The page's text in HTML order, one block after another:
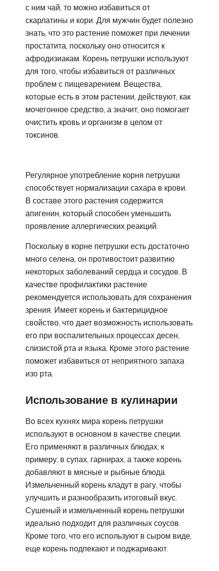
с ним чай, то можно избавиться от
скарлатины и кори. Для мужчин будет полезно
знать, что это растение поможет при лечении
простатита, поскольку оно относится к
афродизиакам. Корень петрушки используют
для того, чтобы избавиться от различных
проблем с пищеварением. Вещества,
которые есть в этом растении, действуют, как
мочегонное средство, а значит, оно помогает
очистить кровь и организм в целом от
токсинов.
Регулярное употребление корня петрушки
способствует нормализации сахара в крови.
В составе этого растения содержится
апигенин, который способен уменьшить
проявление аллергических реакций.
Поскольку в корне петрушки есть достаточно
много селена, он противостоит развитию
некоторых заболеваний сердца и сосудов. В
качестве профилактики растение
рекомендуется использовать для сохранения
зрения. Имеет корень и бактерицидное
свойство, что дает возможность использовать
его при воспалительных процессах десен,
слизистой рта и языка. Кроме этого растение
поможет избавиться от неприятного запаха
изо рта.
Использование в кулинарии
Во всех кухнях мира корень петрушки
используют в основном в качестве специи.
Его применяют в различных блюдах, к
примеру, в супах, гарнирах, а также корень
добавляют в мясные и рыбные блюда.
Измельченный корень кладут в рагу, чтобы
улучшить и разнообразить итоговый вкус.
Сушеный и измельченный корень петрушки
идеально подходит для различных соусов.
Кроме того, что его используют в сыром виде,
еще корень подпекают и поджаривают.